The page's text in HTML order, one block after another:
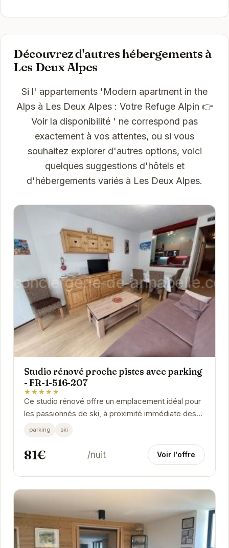
Découvrez d'autres hébergements à
Les Deux Alpes
Si l' appartements 'Modern apartment in the
Alps à Les Deux Alpes : Votre Refuge Alpin 👉
Voir la disponibilité ' ne correspond pas
exactement à vos attentes, ou si vous
souhaitez explorer d'autres options, voici
quelques suggestions d'hôtels et
d'hébergements variés à Les Deux Alpes.
Studio rénové proche pistes avec parking
- FR-1-516-207
★★★★★
Ce studio rénové offre un emplacement idéal pour
les passionnés de ski, à proximité immédiate des
pistes des Deux Alpes. Avec un parking...
parking ski
81€ /nuit Voir l'offre